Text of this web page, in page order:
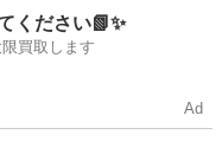
ください📗✨
買取します
Ad